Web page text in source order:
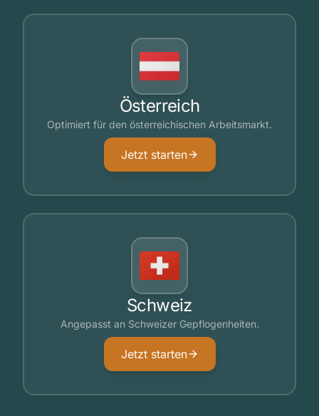
Österreich
Optimiert für den österreichischen Arbeitsmarkt.
Jetzt starten
Schweiz
Angepasst an Schweizer Gepflogenheiten.
Jetzt starten